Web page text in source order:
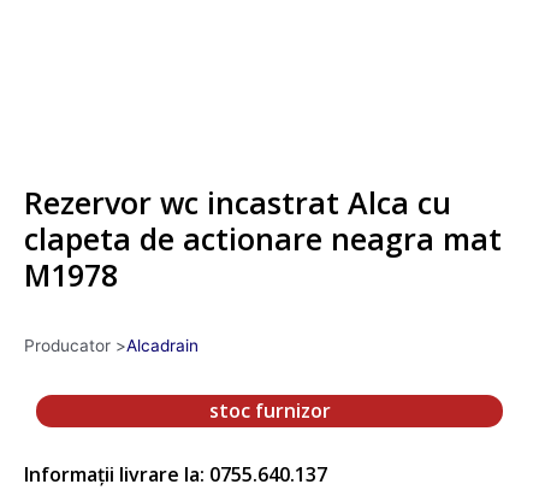
Rezervor wc incastrat Alca cu
clapeta de actionare neagra mat
M1978
Producator >Alcadrain
stoc furnizor
Informații livrare la: 0755.640.137